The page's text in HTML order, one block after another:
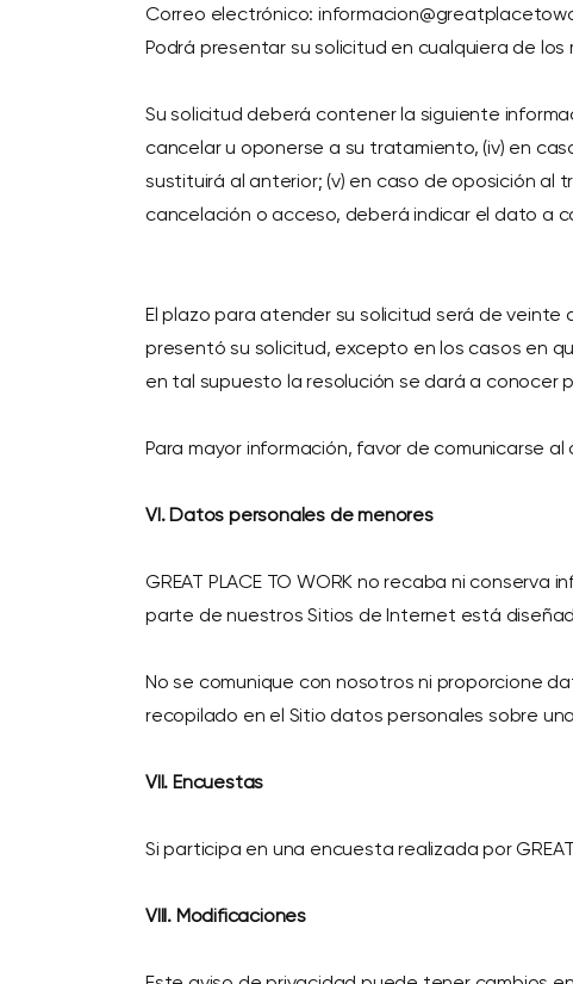
Correo electrónico:
Podrá presentar su solicitud en cualquiera de
Su solicitud deberá contener la siguiente
cancelar u oponerse a su tratamiento, (iv) en
sustituirá al anterior; (v) en caso de oposición al
cancelación o acceso, deberá indicar el dato a
El plazo para atender su solicitud será de
presentó su solicitud, excepto en los casos en
en tal supuesto la resolución se dará a conocer
Para mayor información, favor de comunicarse
VI. Datos personales de menores
GREAT PLACE TO WORK no recaba ni
parte de nuestros Sitios de Internet está
No se comunique con nosotros ni proporcione
recopilado en el Sitio datos personales sobre
VII. Encuestas
Si participa en una encuesta realizada por
VIII. Modificaciones